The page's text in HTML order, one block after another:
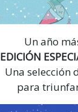
Un año
EDICIÓN
Una selección
para